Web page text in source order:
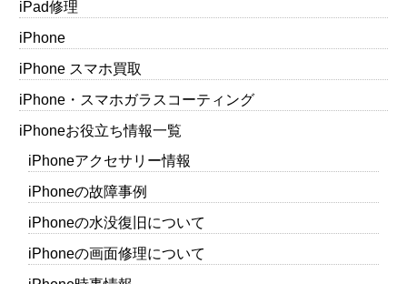
iPad修理
iPhone
iPhone スマホ買取
iPhone・スマホガラスコーティング
iPhoneお役立ち情報一覧
iPhoneアクセサリー情報
iPhoneの故障事例
iPhoneの水没復旧について
iPhoneの画面修理について